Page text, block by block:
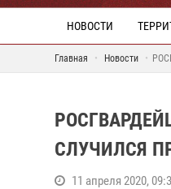
НОВОСТИ
Главная Новости
СЛУЧИЛСЯ
11 апреля 2020,